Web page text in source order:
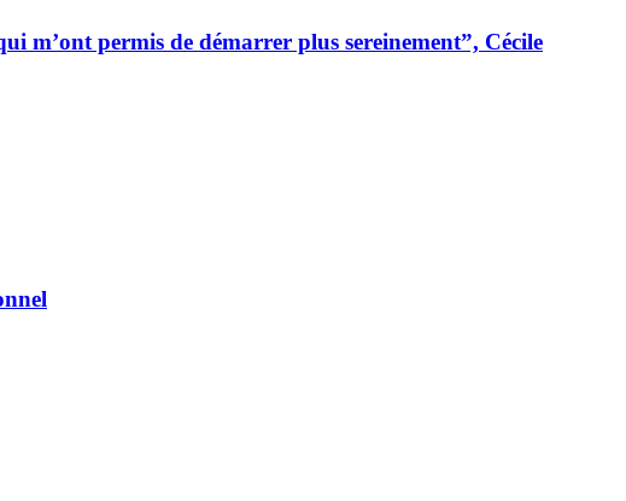
m’ont permis de démarrer plus sereinement”, Cécile